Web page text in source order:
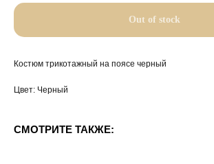
Out of stock
Костюм трикотажный на поясе черный
Цвет: Черный
СМОТРИТЕ ТАКЖЕ: